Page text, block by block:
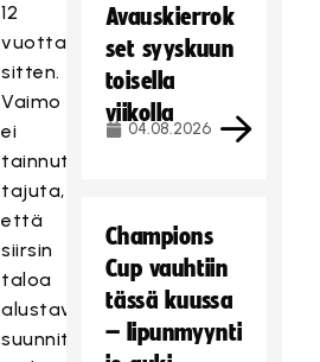
12
vuotta
sitten.
Vaimo
ei
tainnut
tajuta,
että
siirsin
taloa
alustavasta
suunnitelmasta
Avauskierrok
set syyskuun
toisella
viikolla
04.08.2026
Champions
Cup vauhtiin
tässä kuussa
– lipunmyynti